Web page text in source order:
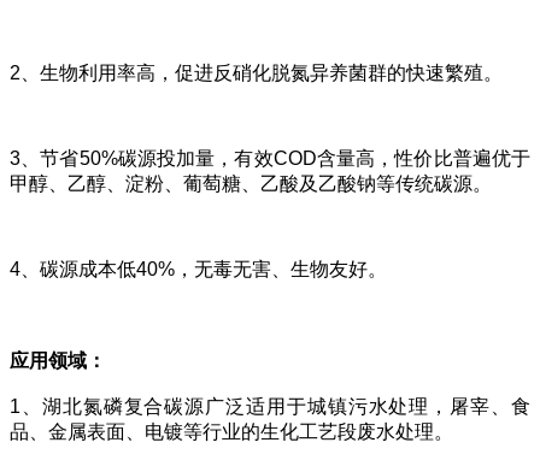
2、生物利用率高，促进反硝化脱氮异养菌群的快速繁殖。
3、节省50%碳源投加量，有效COD含量高，性价比普遍优于
甲醇、乙醇、淀粉、葡萄糖、乙酸及乙酸钠等传统碳源。
4、碳源成本低40%，无毒无害、生物友好。
应用领域：
1、湖北氮磷复合碳源广泛适用于城镇污水处理，屠宰、食
品、金属表面、电镀等行业的生化工艺段废水处理。